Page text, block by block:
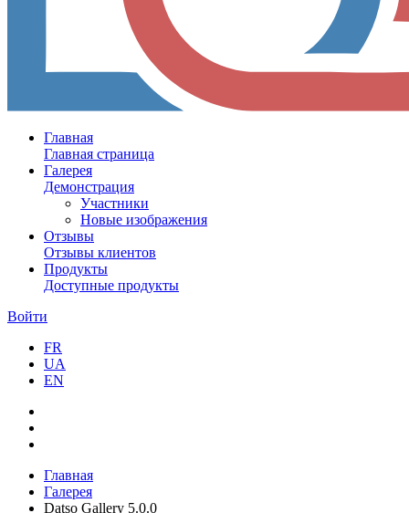
Главная
Главная страница
Галерея
Демонстрация
Участники
Новые изображения
Отзывы
Отзывы клиентов
Продукты
Доступные продукты
Войти
FR
UA
EN
Главная
Галерея
Datso Gallery 5.0.0